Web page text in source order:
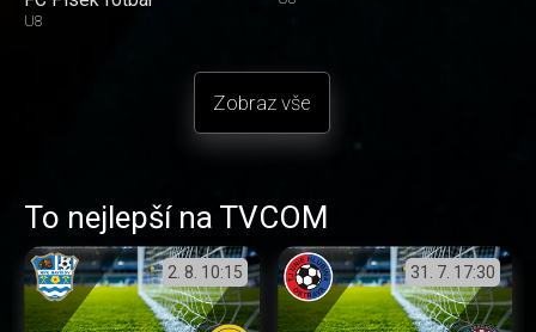
U8
Zobraz vše
To nejlepší na TVCOM
2. 8. 10:15 31. 7. 17:30